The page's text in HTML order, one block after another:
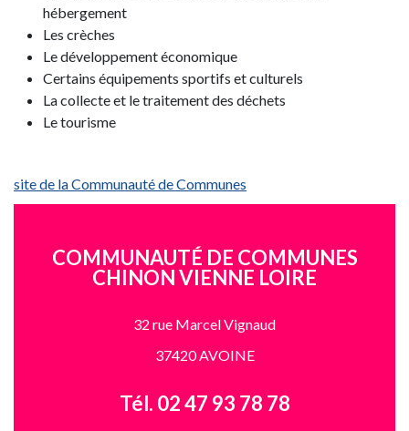
hébergement
Les crèches
Le développement économique
Certains équipements sportifs et culturels
La collecte et le traitement des déchets
Le tourisme
site de la Communauté de Communes
COMMUNAUTÉ DE COMMUNES
CHINON VIENNE LOIRE
32 rue Marcel Vignaud
37420 AVOINE
Tél. 02 47 93 78 78